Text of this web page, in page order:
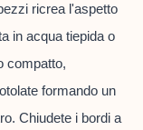
ricrea l'aspetto
in acqua tiepida o
compatto,
formando un
Chiudete i bordi a